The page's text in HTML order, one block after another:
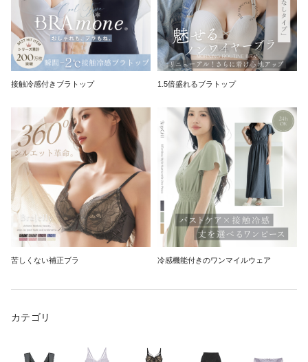
接触冷感付きブラトップ 1.5倍盛れるブラトップ
苦しくない補正ブラ 冷感機能付きのワンマイルウェア
カテゴリ